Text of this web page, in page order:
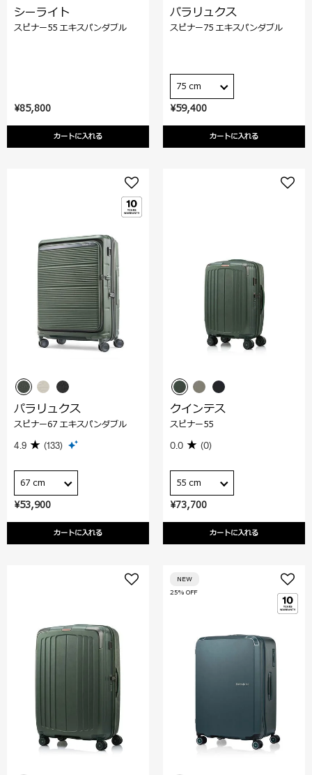
¥85,800
カートに入れる
シーライト
スピナー55 エキスパンダブル
¥59,400
カートに入れる
パラリュクス
スピナー75 エキスパンダブル
75 cm
¥53,900
カートに入れる
パラリュクス
スピナー67 エキスパンダブル
4.9 (133)
67 cm
¥73,700
カートに入れる
クインテス
スピナー55
0.0 (0)
55 cm
25% OFF
NEW